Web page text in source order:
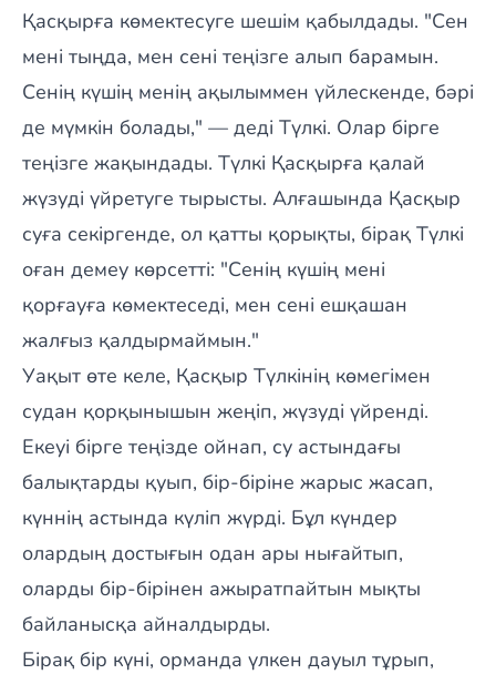
Қасқырға көмектесуге шешім қабылдады. "Сен
мені тыңда, мен сені теңізге алып барамын.
Сенің күшің менің ақылыммен үйлескенде, бәрі
де мүмкін болады," — деді Түлкі. Олар бірге
теңізге жақындады. Түлкі Қасқырға қалай
жүзуді үйретуге тырысты. Алғашында Қасқыр
суға секіргенде, ол қатты қорықты, бірақ Түлкі
оған демеу көрсетті: "Сенің күшің мені
қорғауға көмектеседі, мен сені ешқашан
жалғыз қалдырмаймын."
Уақыт өте келе, Қасқыр Түлкінің көмегімен
судан қорқынышын жеңіп, жүзуді үйренді.
Екеуі бірге теңізде ойнап, су астындағы
балықтарды қуып, бір-біріне жарыс жасап,
күннің астында күліп жүрді. Бұл күндер
олардың достығын одан ары нығайтып,
оларды бір-бірінен ажыратпайтын мықты
байланысқа айналдырды.
Бірақ бір күні, орманда үлкен дауыл тұрып,